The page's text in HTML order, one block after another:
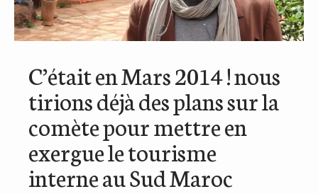
C’était en Mars 2014 ! nous
tirions déjà des plans sur la
comète pour mettre en
exergue le tourisme
interne au Sud Maroc